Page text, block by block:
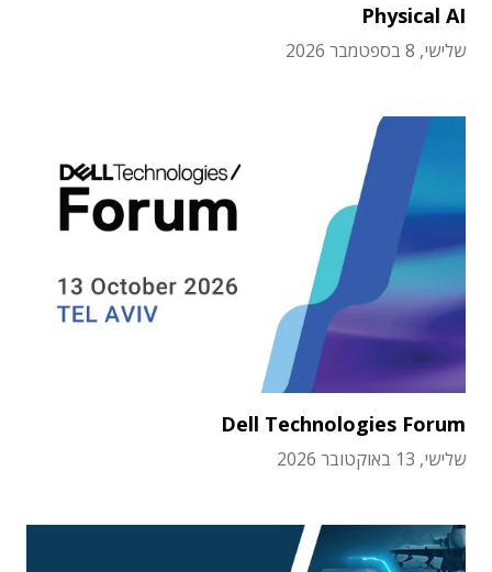
Physical AI
שלישי, 8 בספטמבר 2026
Dell Technologies Forum
שלישי, 13 באוקטובר 2026